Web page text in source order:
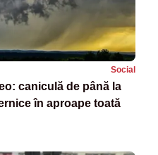
Social
caniculă de până la
în aproape toată